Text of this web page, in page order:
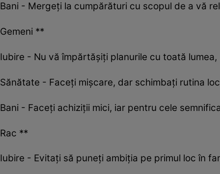
Bani - Mergeți la cumpărături cu scopul de a vă
Gemeni **
Iubire - Nu vă împărtășiți planurile cu toată
Sănătate - Faceți mișcare, dar schimbați rutina
Bani - Faceți achiziții mici, iar pentru cele
Rac **
Iubire - Evitați să puneţi ambiţia pe primul loc în